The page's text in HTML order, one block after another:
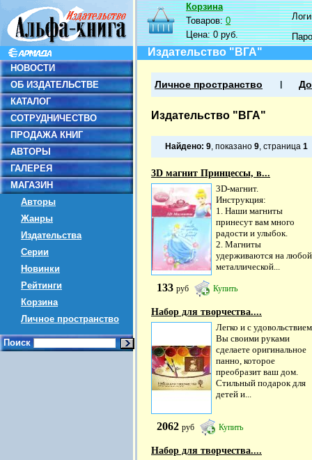
НОВОСТИ
ОБ ИЗДАТЕЛЬСТВЕ
КАТАЛОГ
СОТРУДНИЧЕСТВО
ПРОДАЖА КНИГ
АВТОРЫ
ГАЛЕРЕЯ
МАГАЗИН
Авторы
Жанры
Издательства
Серии
Новинки
Рейтинги
Корзина
Личное пространство
Поиск
Корзина
Товаров:0
Цена:0 руб.
Издательство "ВГА"
Личное пространство
Издательство "ВГА"
Найдено: 9, показано 9, страница 1
3D магнит Принцессы, в...
3D-магнит.
Инструкция:
1. Наши магниты
принесут вам много
радости и улыбок.
2. Магниты
удерживаются на любой
металлической...
133 руб Купить
Набор для творчества....
Легко и с удовольствием
Вы своими руками
сделаете оригинальное
панно, которое
преобразит ваш дом.
Стильный подарок для
детей и...
2062 руб Купить
Набор для творчества....